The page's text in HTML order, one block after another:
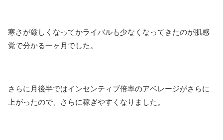
寒さが厳しくなってかライバルも少なくなってきたのが肌感
覚で分かる一ヶ月でした。
さらに月後半ではインセンティブ倍率のアベレージがさらに
上がったので、さらに稼ぎやすくなりました。